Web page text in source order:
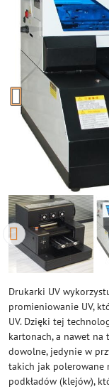
Drukarki UV
promieniowanie UV,
UV. Dzięki tej
kartonach, a nawet na
dowolne, jedynie w
takich jak polerowane
podkładów (klejów),